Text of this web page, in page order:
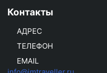
Контакты
АДРЕС
ТЕЛЕФОН
EMAIL